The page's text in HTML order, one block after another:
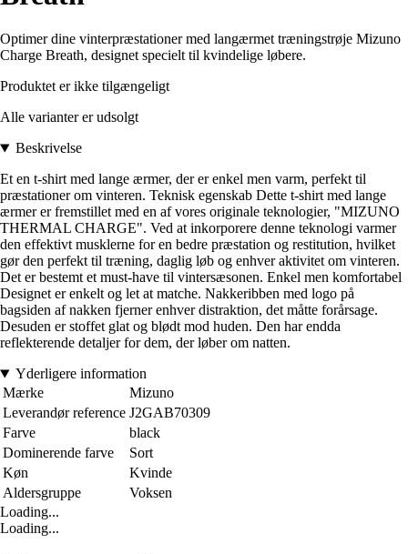
Optimer dine vinterpræstationer med langærmet træningstrøje Mizuno
Charge Breath, designet specielt til kvindelige løbere.
Produktet er ikke tilgængeligt
Alle varianter er udsolgt
Beskrivelse
Et en t-shirt med lange ærmer, der er enkel men varm, perfekt til
præstationer om vinteren. Teknisk egenskab Dette t-shirt med lange
ærmer er fremstillet med en af vores originale teknologier, "MIZUNO
THERMAL CHARGE". Ved at inkorporere denne teknologi varmer
den effektivt musklerne for en bedre præstation og restitution, hvilket
gør den perfekt til træning, daglig løb og enhver aktivitet om vinteren.
Det er bestemt et must-have til vintersæsonen. Enkel men komfortabel
Designet er enkelt og let at matche. Nakkeribben med logo på
bagsiden af nakken fjerner enhver distraktion, det måtte forårsage.
Desuden er stoffet glat og blødt mod huden. Den har endda
reflekterende detaljer for dem, der løber om natten.
Yderligere information
Mærke
Mizuno
Leverandør reference J2GAB70309
Farve
black
Dominerende farve
Sort
Køn
Kvinde
Aldersgruppe
Voksen
Loading...
Loading...